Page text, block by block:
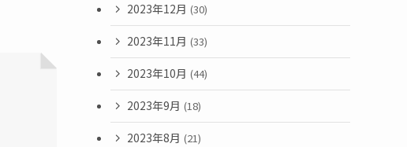
2023年12月 (30)
2023年11月 (33)
2023年10月 (44)
2023年9月 (18)
2023年8月 (21)